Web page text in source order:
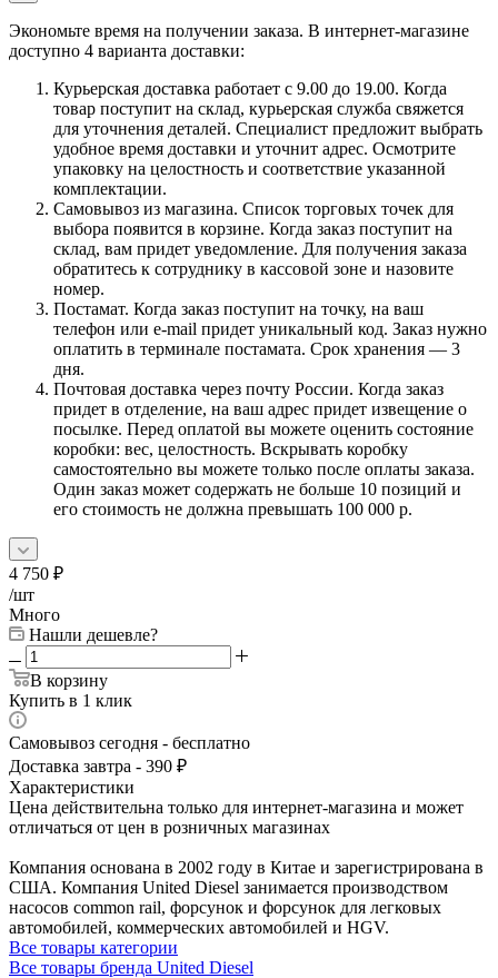
Экономьте время на получении заказа. В интернет-магазине
доступно 4 варианта доставки:
Курьерская доставка работает с 9.00 до 19.00. Когда
товар поступит на склад, курьерская служба свяжется
для уточнения деталей. Специалист предложит выбрать
удобное время доставки и уточнит адрес. Осмотрите
упаковку на целостность и соответствие указанной
комплектации.
Самовывоз из магазина. Список торговых точек для
выбора появится в корзине. Когда заказ поступит на
склад, вам придет уведомление. Для получения заказа
обратитесь к сотруднику в кассовой зоне и назовите
номер.
Постамат. Когда заказ поступит на точку, на ваш
телефон или e-mail придет уникальный код. Заказ нужно
оплатить в терминале постамата. Срок хранения — 3
дня.
Почтовая доставка через почту России. Когда заказ
придет в отделение, на ваш адрес придет извещение о
посылке. Перед оплатой вы можете оценить состояние
коробки: вес, целостность. Вскрывать коробку
самостоятельно вы можете только после оплаты заказа.
Один заказ может содержать не больше 10 позиций и
его стоимость не должна превышать 100 000 р.
4 750 ₽
/шт
Много
Нашли дешевле?
В корзину
Купить в 1 клик
Самовывоз сегодня - бесплатно
Доставка завтра - 390 ₽
Характеристики
Цена действительна только для интернет-магазина и может
отличаться от цен в розничных магазинах
Компания основана в 2002 году в Китае и зарегистрирована в
США. Компания United Diesel занимается производством
насосов common rail, форсунок и форсунок для легковых
автомобилей, коммерческих автомобилей и HGV.
Все товары категории
Все товары бренда United Diesel